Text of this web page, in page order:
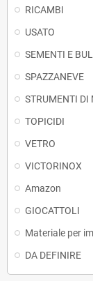
RICAMBI
USATO
SEMENTI E
SPAZZANEVE
STRUMENTI DI
TOPICIDI
VETRO
VICTORINOX
Amazon
GIOCATTOLI
Materiale per
DA DEFINIRE